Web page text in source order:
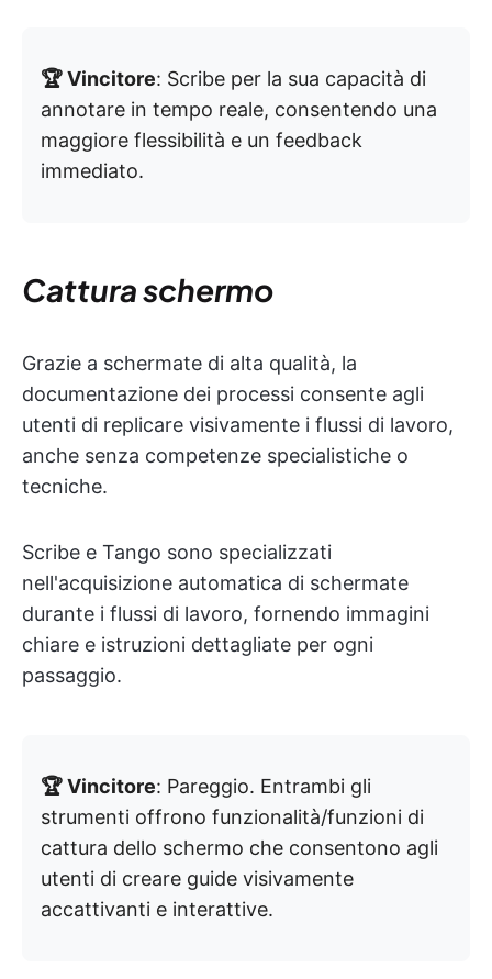
🏆 Vincitore: Scribe per la sua capacità di
annotare in tempo reale, consentendo una
maggiore flessibilità e un feedback
immediato.
Cattura schermo
Grazie a schermate di alta qualità, la
documentazione dei processi consente agli
utenti di replicare visivamente i flussi di lavoro,
anche senza competenze specialistiche o
tecniche.
Scribe e Tango sono specializzati
nell'acquisizione automatica di schermate
durante i flussi di lavoro, fornendo immagini
chiare e istruzioni dettagliate per ogni
passaggio.
🏆 Vincitore: Pareggio. Entrambi gli
strumenti offrono funzionalità/funzioni di
cattura dello schermo che consentono agli
utenti di creare guide visivamente
accattivanti e interattive.